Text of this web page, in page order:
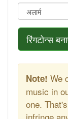
रिंगटोन्स
Note! We
music in
one.
infringe